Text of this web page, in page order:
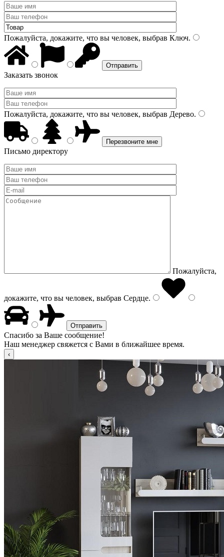
Пожалуйста, докажите, что вы человек, выбрав Ключ.
Заказать звонок
Пожалуйста, докажите, что вы человек, выбрав Дерево.
Письмо директору
Пожалуйста,
докажите, что вы человек, выбрав Сердце.
Спасибо за Ваше сообщение!
Наш менеджер свяжется с Вами в ближайшее время.